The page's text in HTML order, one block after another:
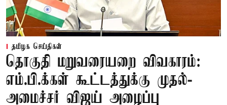
தமிழக செய்திகள்
தொகுதி மறுவரையறை விவகாரம்:
எம்.பி.க்கள் கூட்டத்துக்கு முதல்-
அமைச்சர் விஜய் அழைப்பு